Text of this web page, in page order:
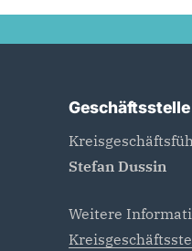
Geschäftsstelle
Stefan Dussin
Weitere